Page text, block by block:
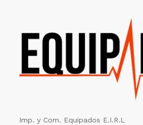
Imp. y Com. Equipados E.I.R.L